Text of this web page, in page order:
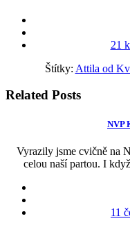
21
Štítky: Attila od
Related Posts
NVP
Vyrazily jsme cvičně na
celou naší partou. I
11